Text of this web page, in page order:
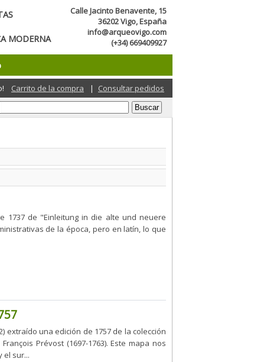
MODERNA
Calle Jacinto Benavente, 15
36202 Vigo, España
info@arqueovigo.com
(+34) 669409927
Carrito de la compra |
Consultar pedidos
1737 de "Einleitung in die alte und neuere
de la época, pero en latín, lo que
extraído una edición de 1757 de la colección
Prévost (1697-1763). Este mapa nos
el sur...